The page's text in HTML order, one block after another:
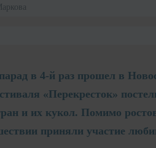
в 4-й раз прошел в
«Перекресток»
и их кукол. Помимо
приняли участие